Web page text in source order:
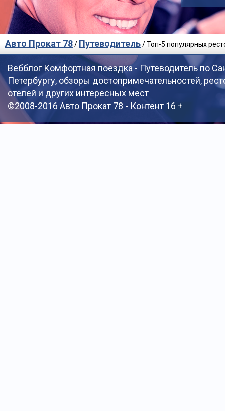
Авто Прокат 78/ Путеводитель/ Топ-5 популярных
Вебблог Комфортная поездка - Путеводитель по
Петербургу, обзоры достопримечательностей,
отелей и других интересных мест
©2008-2016 Авто Прокат 78 - Контент 16 +